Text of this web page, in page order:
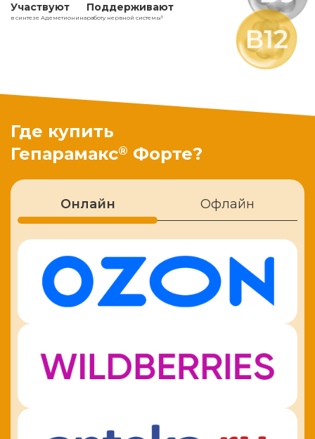
Участвуют
в синтезе Адеметионина
Поддерживают
работу нервной системы5
Где купить
Гепарамакс® Форте?
Онлайн Офлайн